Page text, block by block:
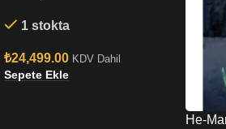
1 stokta
₺24,499.00 KDV Dahil
Sepete Ekle
He-